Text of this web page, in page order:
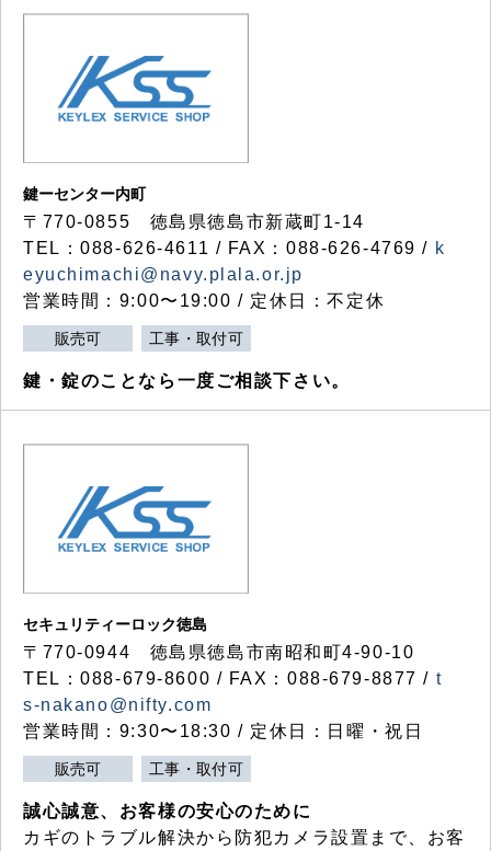
鍵ーセンター内町
〒770-0855 徳島県徳島市新蔵町1-14
TEL：088-626-4611 / FAX：088-626-4769 / k
eyuchimachi@navy.plala.or.jp
営業時間：9:00〜19:00 / 定休日：不定休
販売可 工事・取付可
鍵・錠のことなら一度ご相談下さい。
セキュリティーロック徳島
〒770-0944 徳島県徳島市南昭和町4-90-10
TEL：088-679-8600 / FAX：088-679-8877 / t
s-nakano@nifty.com
営業時間：9:30〜18:30 / 定休日：日曜・祝日
販売可 工事・取付可
誠心誠意、お客様の安心のために
カギのトラブル解決から防犯カメラ設置まで、お客